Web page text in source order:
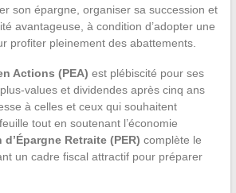
son épargne, organiser sa succession et
avantageuse, à condition d’adopter une
profiter pleinement des abattements.
Actions (PEA) est plébiscité pour ses
values et dividendes après cinq ans
à celles et ceux qui souhaitent
tout en soutenant l’économie
d’Épargne Retraite (PER) complète le
un cadre fiscal attractif pour préparer